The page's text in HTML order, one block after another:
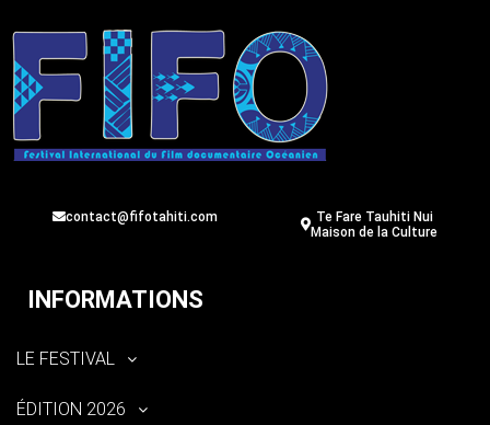
contact@fifotahiti.com
Te Fare Tauhiti Nui
Maison de la Culture
INFORMATIONS
LE FESTIVAL
ÉDITION 2026